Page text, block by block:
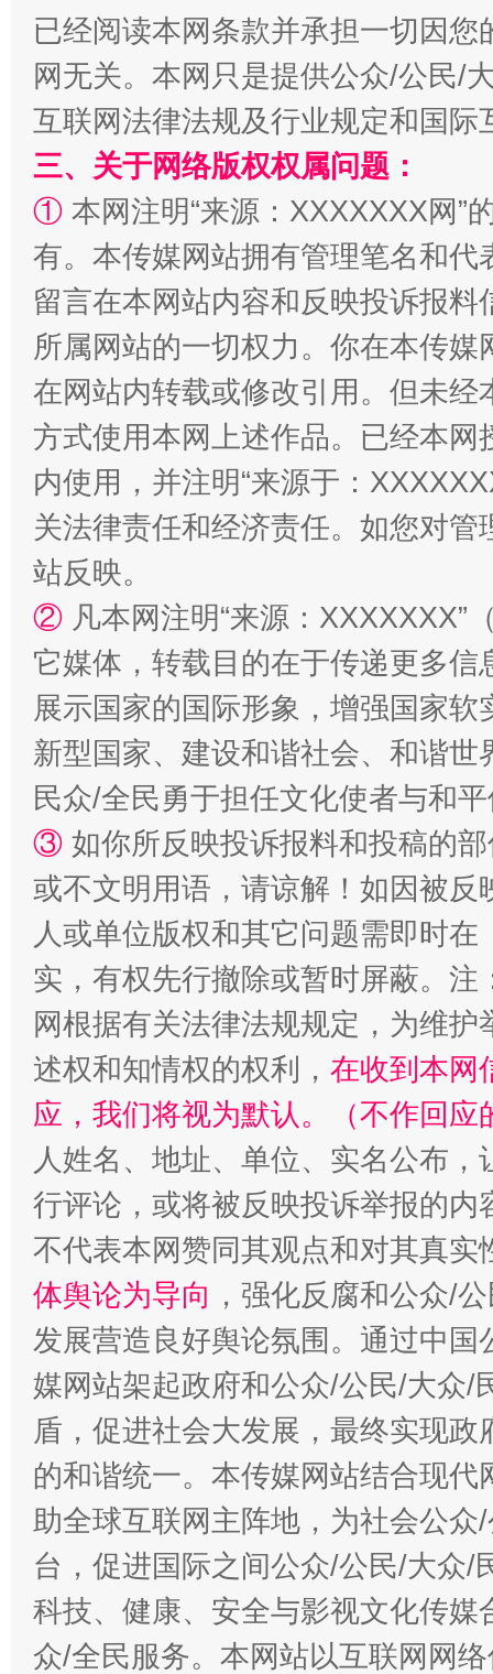
全民健身五年计划来了！等你上场
国家大学科技园优化重塑工作
扯下公款旅游的“隐身衣” 如何以
“蜀中异人”王建安的艺术幻境
已经阅读本网条款并承担一切因
网无关。本网只是提供公众/公民/
互联网法律法规及行业规定和国
三、关于网络版权权属问题：
① 本网注明“来源：XXXXXXX网”
有。本传媒网站拥有管理笔名和
留言在本网站内容和反映投诉报
所属网站的一切权力。你在本传
在网站内转载或修改引用。但未
方式使用本网上述作品。已经本
内使用，并注明“来源于：
关法律责任和经济责任。如您对
站反映。
② 凡本网注明“来源：
它媒体，转载目的在于传递更多
展示国家的国际形象，增强国家
新型国家、建设和谐社会、和谐
民众/全民勇于担任文化使者与和
③ 如你所反映投诉报料和投稿的
或不文明用语，请谅解！如因被
人或单位版权和其它问题需即时在
实，有权先行撤除或暂时屏蔽。
网根据有关法律法规规定，为维
述权和知情权的权利， 在收到本网
应，我们将视为默认。（不作回应
人姓名、地址、单位、实名公布
行评论，或将被反映投诉举报的
不代表本网赞同其观点和对其真实
体舆论为导向 ，强化反腐和公众/
发展营造良好舆论氛围。通过中
媒网站架起政府和公众/公民/大众/
盾，促进社会大发展，最终实现
的和谐统一。本传媒网站结合现
助全球互联网主阵地，为社会公
台，促进国际之间公众/公民/大众/
科技、健康、安全与影视文化传
众/全民服务。本网站以互联网网